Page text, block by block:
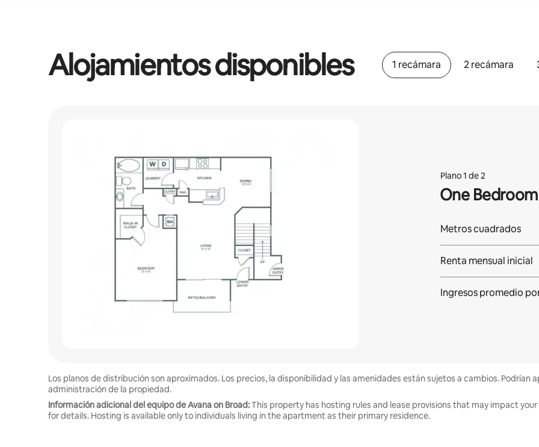
Alojamientos disponibles 1 recámara 2 recámara
Plano 1 de 2
One
Metros cuadrados
Renta mensual inicial
Ingresos promedio
Los planos de distribución son aproximados. Los precios, la disponibilidad y las amenidades están sujetos a cambios. Podrían
administración de la propiedad.
Información adicional del equipo de Avana on Broad:This property has hosting rules and lease provisions that may impact
for details. Hosting is available only to individuals living in the apartment as their primary residence.